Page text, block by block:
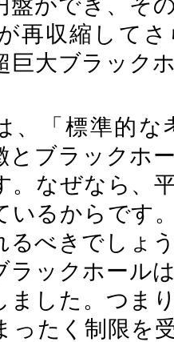
再収縮して
巨大ブラック
、「標準的
とブラックホ
。なぜなら、
いるからです
るべきでしょ
ラックホール
ました。つま
ったく制限を